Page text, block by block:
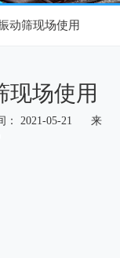
动筛现场使用
现场使用
2021-05-21 来